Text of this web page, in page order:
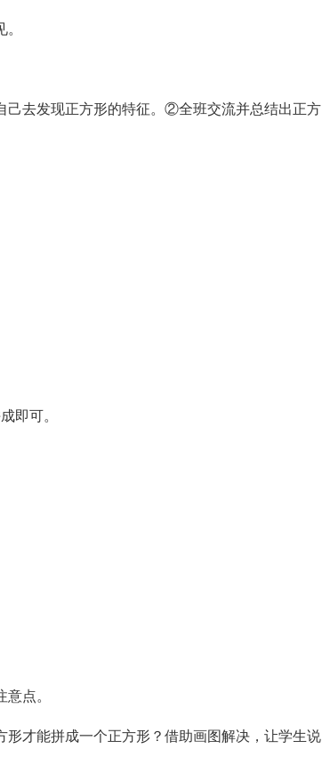
去发现正方形的特征。②全班交流并总结出正方
即可。
点。
才能拼成一个正方形？借助画图解决，让学生说